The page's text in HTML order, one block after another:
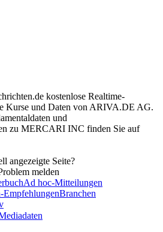
kostenlose Realtime-
Kurse und Daten von ARIVA.DE AG.
und
zu MERCARI INC finden Sie auf
angezeigte Seite?
melden
Ad hoc-Mitteilungen
EmpfehlungenBranchen